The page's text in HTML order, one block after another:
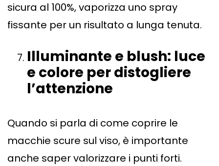
sicura al 100%, vaporizza uno spray
fissante per un risultato a lunga tenuta.
Illuminante e blush: luce
e colore per distogliere
l’attenzione
Quando si parla di come coprire le
macchie scure sul viso, è importante
anche saper valorizzare i punti forti.